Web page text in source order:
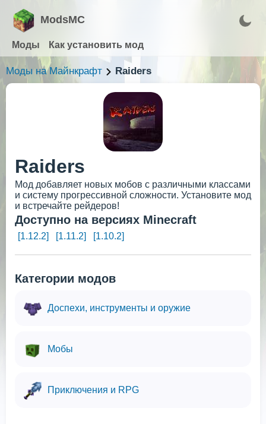
ModsMC
Моды Как установить мод
Моды на Майнкрафт Raiders
Raiders
Мод добавляет новых мобов с различными классами
и систему прогрессивной сложности. Установите мод
и встречайте рейдеров!
Доступно на версиях Minecraft
[1.12.2] [1.11.2] [1.10.2]
Категории модов
Доспехи, инструменты и оружие
Мобы
Приключения и RPG